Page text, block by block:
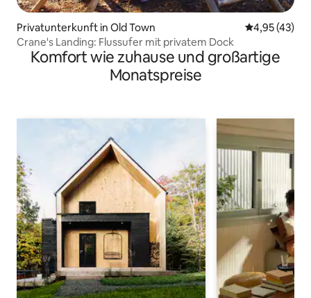
Privatunterkunft in Old Town
4,95 (43)
Crane's Landing: Flussufer mit privatem Dock
Komfort wie zuhause und großartige
Monatspreise